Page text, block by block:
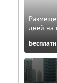
дней на